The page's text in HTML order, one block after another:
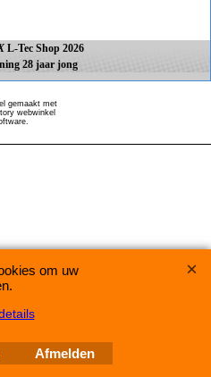
L-Tec Shop 2026
28 jaar jong
gemaakt met
webwinkel
om uw
Afmelden